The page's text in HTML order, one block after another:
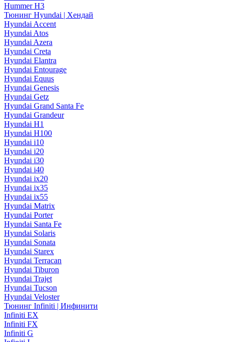
Hummer H3
Тюнинг Hyundai | Хендай
Hyundai Accent
Hyundai Atos
Hyundai Azera
Hyundai Creta
Hyundai Elantra
Hyundai Entourage
Hyundai Equus
Hyundai Genesis
Hyundai Getz
Hyundai Grand Santa Fe
Hyundai Grandeur
Hyundai H1
Hyundai H100
Hyundai i10
Hyundai i20
Hyundai i30
Hyundai i40
Hyundai ix20
Hyundai ix35
Hyundai ix55
Hyundai Matrix
Hyundai Porter
Hyundai Santa Fe
Hyundai Solaris
Hyundai Sonata
Hyundai Starex
Hyundai Terracan
Hyundai Tiburon
Hyundai Trajet
Hyundai Tucson
Hyundai Veloster
Тюнинг Infiniti | Инфинити
Infiniti EX
Infiniti FX
Infiniti G